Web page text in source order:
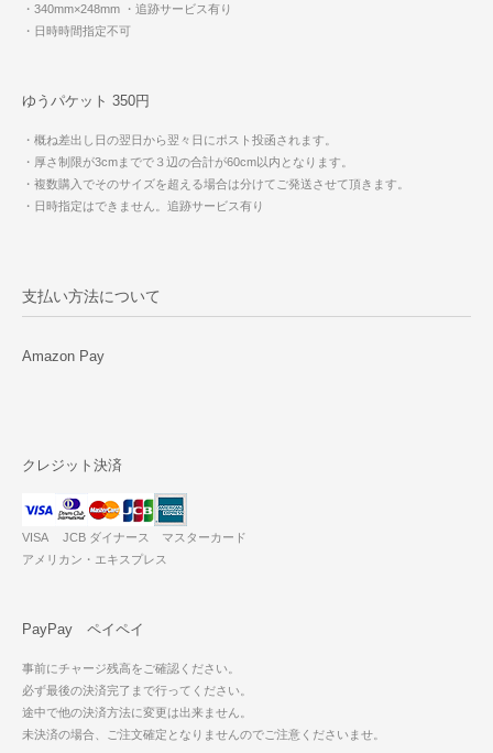
・340mm×248mm ・追跡サービス有り
・日時時間指定不可
ゆうパケット 350円
・概ね差出し日の翌日から翌々日にポスト投函されます。
・厚さ制限が3cmまでで３辺の合計が60cm以内となります。
・複数購入でそのサイズを超える場合は分けてご発送させて頂きます。
・日時指定はできません。追跡サービス有り
支払い方法について
Amazon Pay
クレジット決済
VISA JCB ダイナース マスターカード
アメリカン・エキスプレス
PayPay ペイペイ
事前にチャージ残高をご確認ください。
必ず最後の決済完了まで行ってください。
途中で他の決済方法に変更は出来ません。
未決済の場合、ご注文確定となりませんのでご注意くださいませ。